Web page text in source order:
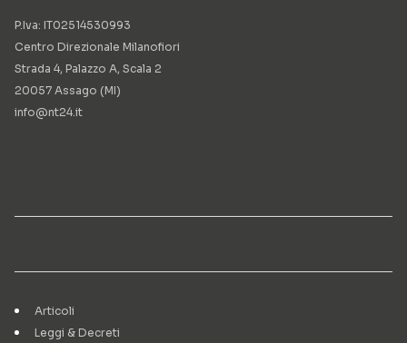
P.Iva: IT02514530993
Centro Direzionale Milanofiori
Strada 4, Palazzo A, Scala 2
20057 Assago (MI)
info@nt24.it
Articoli
Leggi & Decreti